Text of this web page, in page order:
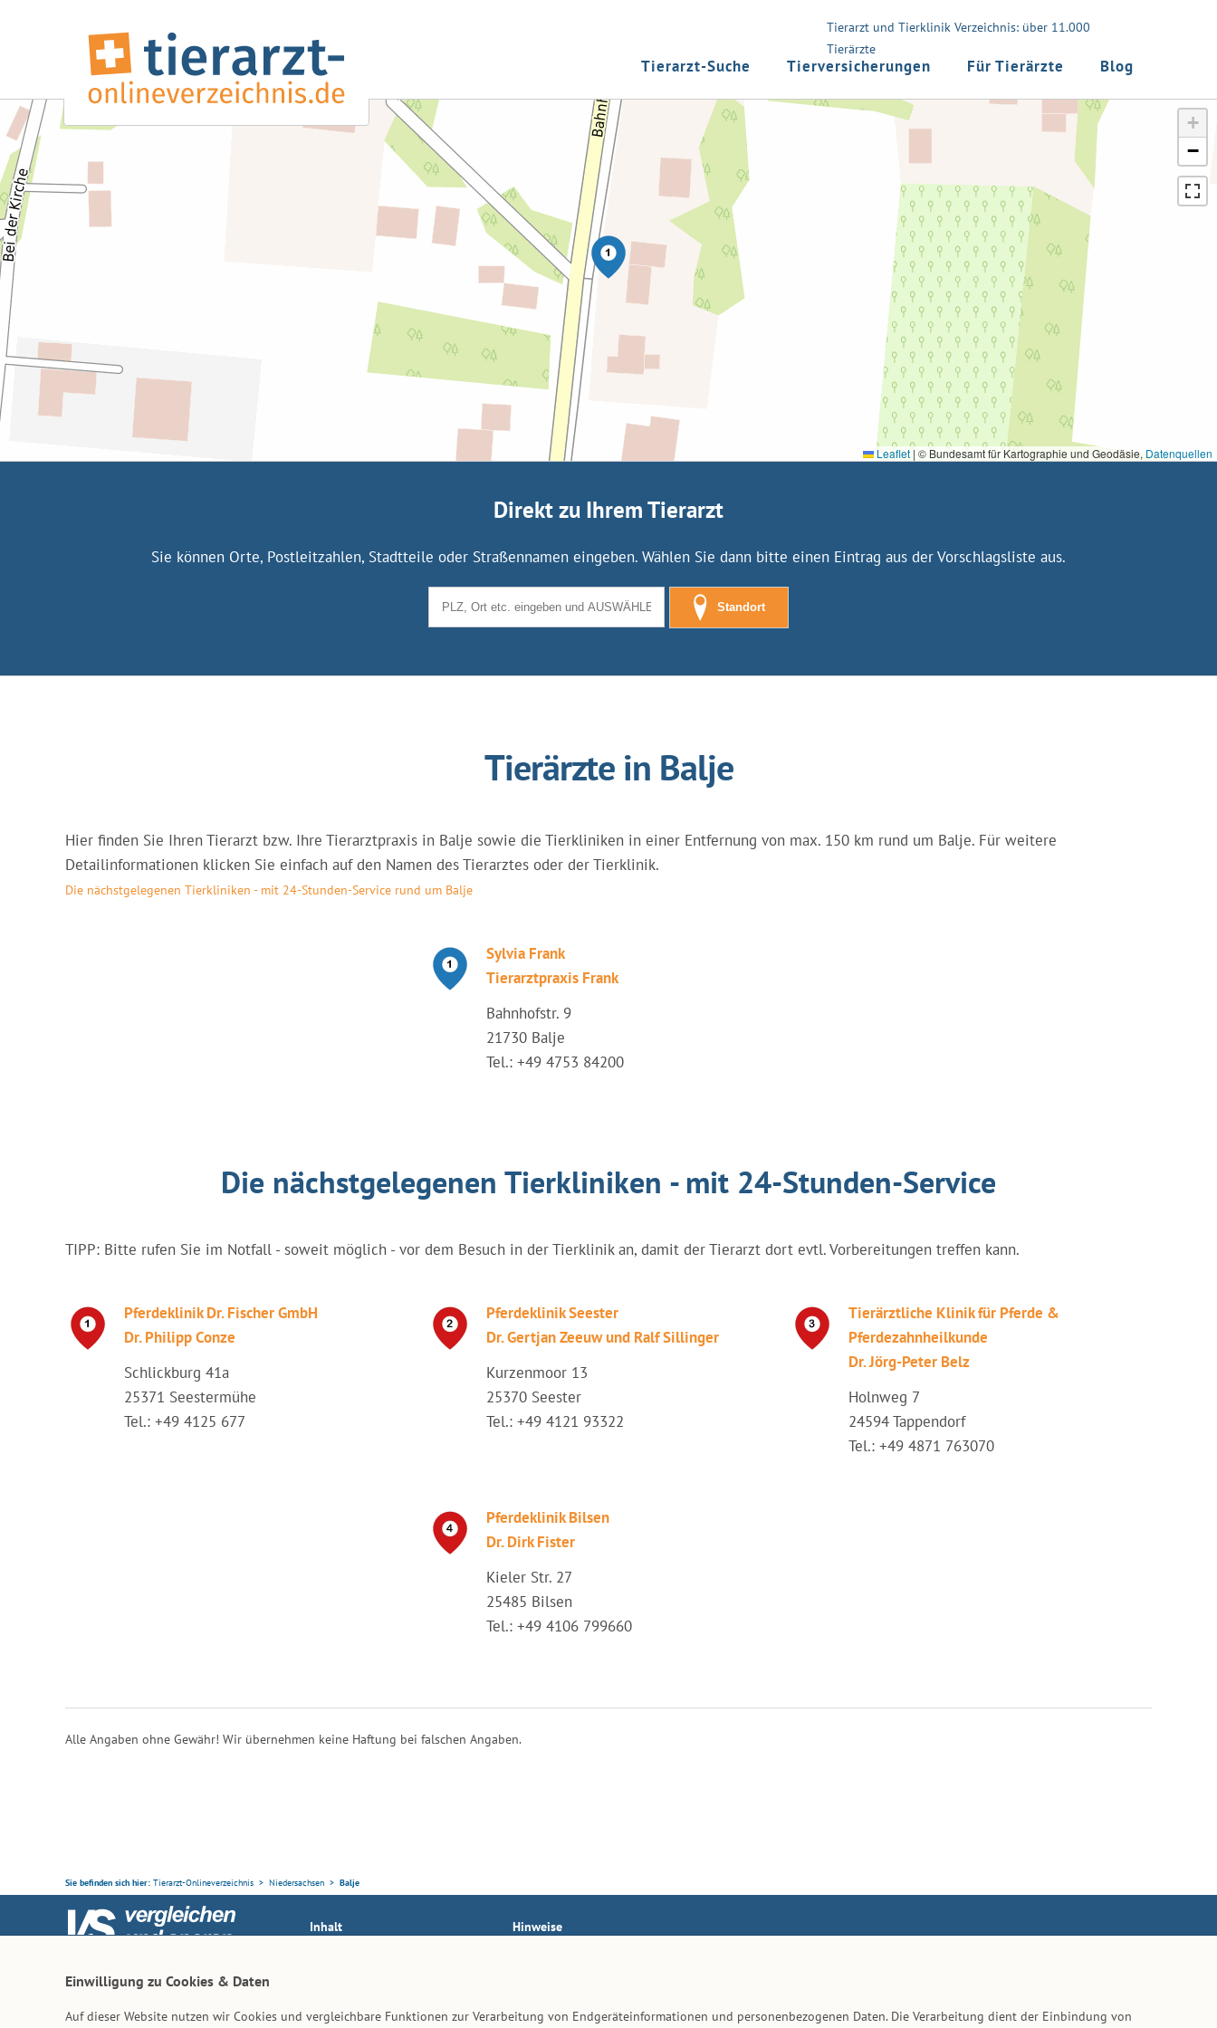
Tierarzt und Tierklinik Verzeichnis: über 11.000
Tierärzte
Tierarzt-Suche Tierversicherungen Für Tierärzte Blog
+
−
Leaflet | © Bundesamt für Kartographie und Geodäsie, Datenquellen
Direkt zu Ihrem Tierarzt
Sie können Orte, Postleitzahlen, Stadtteile oder Straßennamen eingeben. Wählen Sie dann bitte einen Eintrag aus der Vorschlagsliste aus.
Standort
Tierärzte in Balje
Hier finden Sie Ihren Tierarzt bzw. Ihre Tierarztpraxis in Balje sowie die Tierkliniken in einer Entfernung von max. 150 km rund um Balje. Für weitere
Detailinformationen klicken Sie einfach auf den Namen des Tierarztes oder der Tierklinik.
Die nächstgelegenen Tierkliniken - mit 24-Stunden-Service rund um Balje
Sylvia Frank
Tierarztpraxis Frank
Bahnhofstr. 9
21730 Balje
Tel.: +49 4753 84200
Die nächstgelegenen Tierkliniken - mit 24-Stunden-Service
TIPP: Bitte rufen Sie im Notfall - soweit möglich - vor dem Besuch in der Tierklinik an, damit der Tierarzt dort evtl. Vorbereitungen treffen kann.
Pferdeklinik Dr. Fischer GmbH
Dr. Philipp Conze
Schlickburg 41a
25371 Seestermühe
Tel.: +49 4125 677
Pferdeklinik Seester
Dr. Gertjan Zeeuw und Ralf Sillinger
Kurzenmoor 13
25370 Seester
Tel.: +49 4121 93322
Tierärztliche Klinik für Pferde &
Pferdezahnheilkunde
Dr. Jörg-Peter Belz
Holnweg 7
24594 Tappendorf
Tel.: +49 4871 763070
Pferdeklinik Bilsen
Dr. Dirk Fister
Kieler Str. 27
25485 Bilsen
Tel.: +49 4106 799660
Alle Angaben ohne Gewähr! Wir übernehmen keine Haftung bei falschen Angaben.
Sie befinden sich hier: Tierarzt-Onlineverzeichnis Niedersachsen Balje
Inhalt
Hinweise
Kontakt
Einwilligung zu Cookies & Daten
Auf dieser Website nutzen wir Cookies und vergleichbare Funktionen zur Verarbeitung von Endgeräteinformationen und personenbezogenen Daten. Die Verarbeitung dient der Einbindung von